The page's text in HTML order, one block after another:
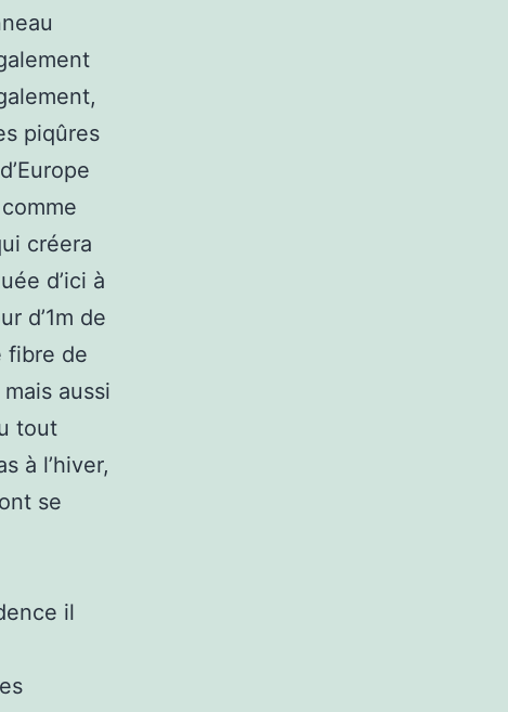
piqûres
créera
d’ici à
d’1m de
fibre de
aussi
tout
à l’hiver,
se
il